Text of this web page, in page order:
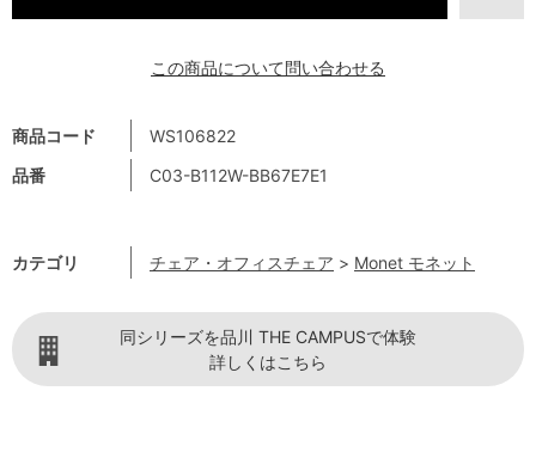
商品コード
WS106822
品番
C03-B112W-BB67E7E1
カテゴリ チェア・オフィスチェア > Monet モネット
この商品について問い合わせる
同シリーズを品川 THE CAMPUSで体験
詳しくはこちら